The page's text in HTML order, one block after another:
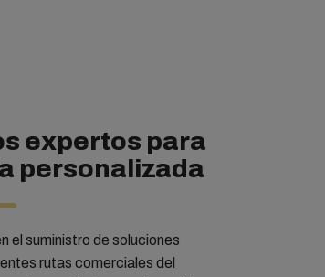
expertos para
personalizada
el suministro de soluciones
rutas comerciales del